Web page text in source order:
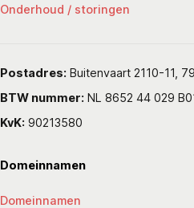
Onderhoud / storingen
Postadres: Buitenvaart 2110-11,
BTW nummer: NL 8652 44 029
KvK: 90213580
Domeinnamen
Domeinnamen